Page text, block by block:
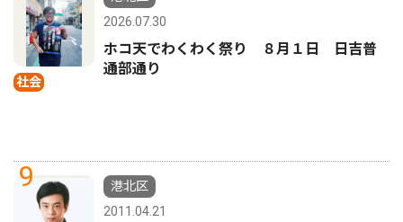
社会
2026.07.30
ホコ天でわくわく祭り ８月１日 日吉普
通部通り
9
港北区
2011.04.21